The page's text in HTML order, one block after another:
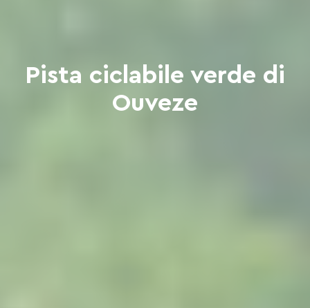
Pista ciclabile verde di
Ouveze